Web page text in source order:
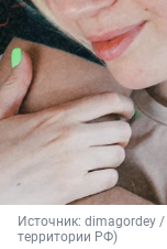
Источник: dimagordey /
территории РФ)